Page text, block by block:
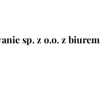
sp. z o.o. z biurem